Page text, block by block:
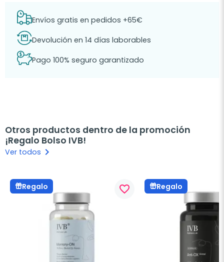
Envíos gratis en pedidos +65€
Devolución en 14 días laborables
Pago 100% seguro garantizado
Otros productos dentro de la promoción
¡Regalo Bolso IVB!
Ver todos keyboard_arrow_right
Regalo favorite_border Regalo